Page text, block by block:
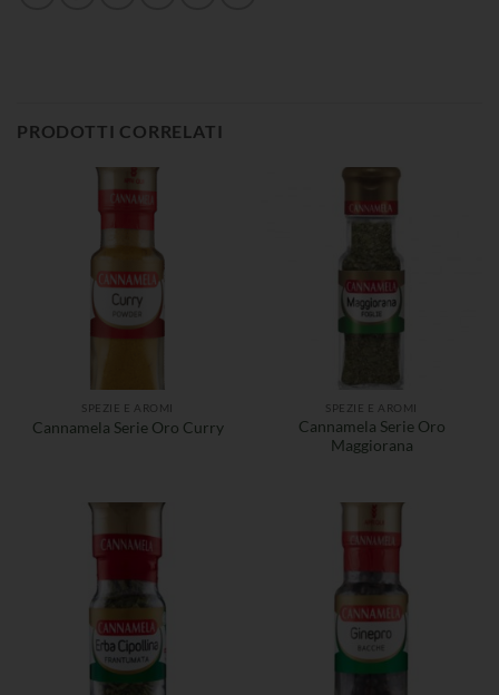
PRODOTTI CORRELATI
SPEZIE E AROMI
Cannamela Serie Oro Curry
SPEZIE E AROMI
Cannamela Serie Oro
Maggiorana